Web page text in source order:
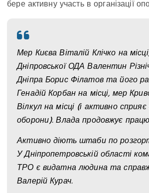
бере активну участь в організації
Мер Києва Віталій Клічко на
Дніпровської ОДА Валентин
Дніпра Борис Філатов та його
Генадій Корбан на місці, мер
Вілкул на місці (і активно сприяє
оборони). Влада продовжує
Активно діють штаби по
У Дніпропетровській області
ТРО є видатна людина та
Валерій Курач.